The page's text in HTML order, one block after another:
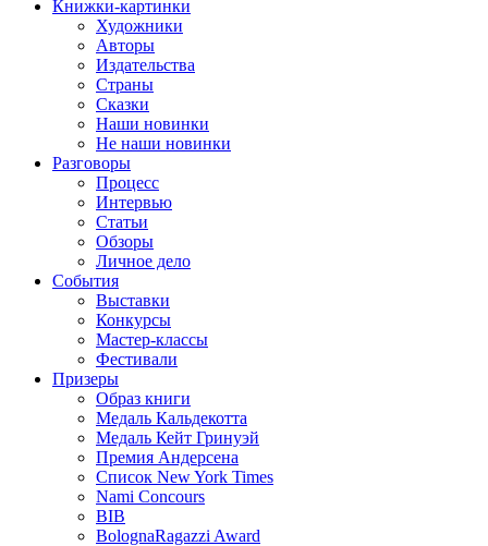
Книжки-картинки
Художники
Авторы
Издательства
Страны
Сказки
Наши новинки
Не наши новинки
Разговоры
Процесс
Интервью
Статьи
Обзоры
Личное дело
События
Выставки
Конкурсы
Мастер-классы
Фестивали
Призеры
Образ книги
Медаль Кальдекотта
Медаль Кейт Гринуэй
Премия Андерсена
Список New York Times
Nami Concours
BIB
BolognaRagazzi Award